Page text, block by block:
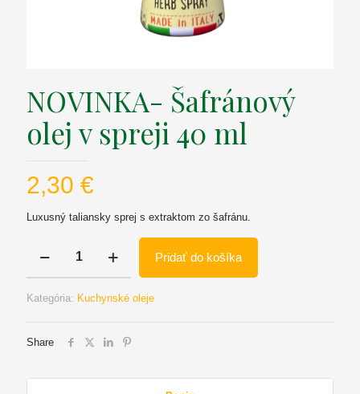
NOVINKA- Šafránový
olej v spreji 40 ml
2,30 €
Luxusný taliansky sprej s extraktom zo šafránu.
NOVINKA-
Šafránový
v
40
Pridať do košíka
Kategória: Kuchynské oleje
Share